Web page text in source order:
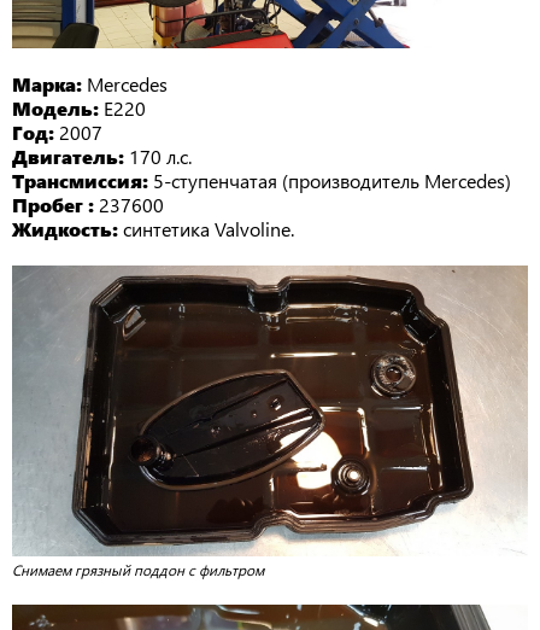
Марка: Mercedes
Модель: E220
Год: 2007
Двигатель: 170 л.с.
Трансмиссия: 5-ступенчатая (производитель Mercedes)
Пробег : 237600
Жидкость:синтетика Valvoline.
Снимаем грязный поддон с фильтром